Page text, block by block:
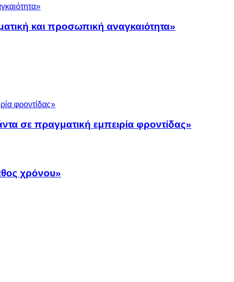
και προσωπική αναγκαιότητα»
σε πραγματική εμπειρία φροντίδας»
χρόνου»